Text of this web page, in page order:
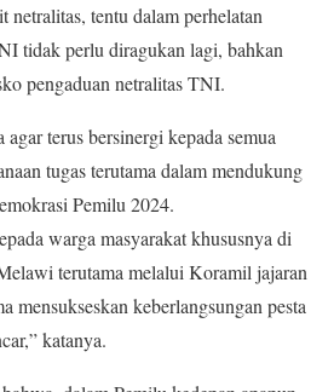
netralitas, tentu dalam perhelatan
tidak perlu diragukan lagi, bahkan
pengaduan netralitas TNI.
terus bersinergi kepada semua
tugas terutama dalam mendukung
Pemilu 2024.
warga masyarakat khususnya di
terutama melalui Koramil jajaran
mensukseskan keberlangsungan pesta
katanya.